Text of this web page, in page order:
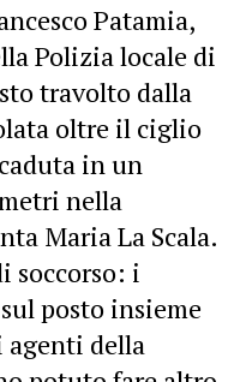
Patamia,
Polizia locale di
travolto dalla
oltre il ciglio
in un
nella
Maria La Scala.
soccorso: i
posto insieme
agenti della